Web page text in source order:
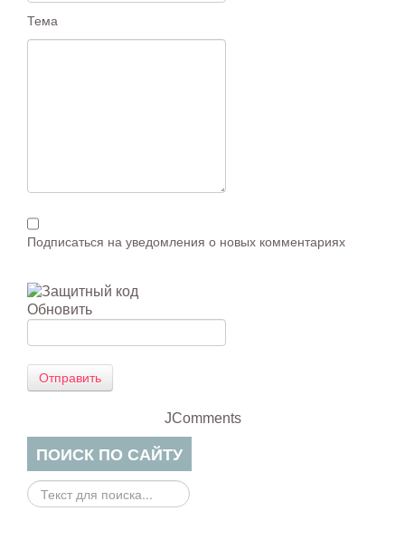
Тема
Подписаться на уведомления о новых комментариях
Обновить
Отправить
JComments
ПОИСК ПО САЙТУ